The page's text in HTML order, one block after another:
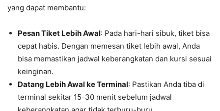
yang dapat membantu:
Pesan Tiket Lebih Awal: Pada hari-hari sibuk, tiket bisa
cepat habis. Dengan memesan tiket lebih awal, Anda
bisa memastikan jadwal keberangkatan dan kursi sesuai
keinginan.
Datang Lebih Awal ke Terminal: Pastikan Anda tiba di
terminal sekitar 15-30 menit sebelum jadwal